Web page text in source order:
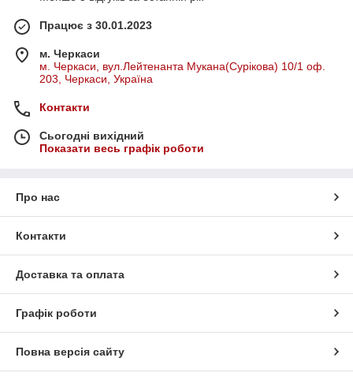
Працює з 30.01.2023
м. Черкаси
м. Черкаси, вул.Лейтенанта Мукана(Сурікова) 10/1 оф.
203, Черкаси, Україна
Контакти
Сьогодні вихідний
Показати весь графік роботи
Про нас
Контакти
Доставка та оплата
Графік роботи
Повна версія сайту